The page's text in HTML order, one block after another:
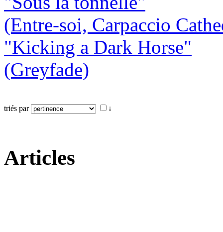
(Entre-soi, Carpaccio
"Kicking a Dark Horse"
(Greyfade)
triés par ↓
Articles